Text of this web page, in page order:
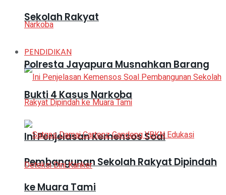
Sekolah Rakyat
PENDIDIKAN
Ini Penjelasan Kemensos Soal
Pembangunan Sekolah Rakyat Dipindah
ke Muara Tami
Polresta Jayapura Musnahkan Barang
Bukti 4 Kasus Narkoba